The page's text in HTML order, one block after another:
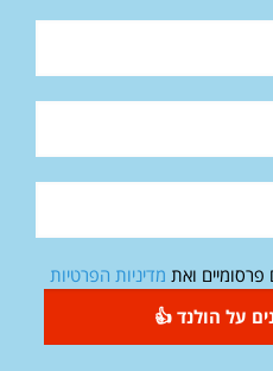
ואת מדיניות הפרטיות
על הולנד 👍